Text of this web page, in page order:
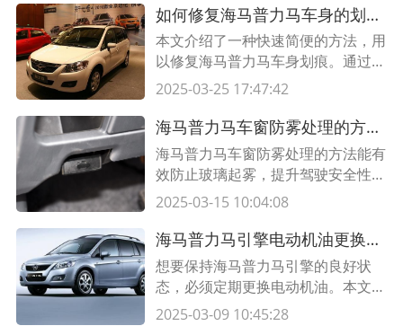
能够保持您的海马普力马稳定的怠速
状态。
如何修复海马普力马车身的划痕——快速、简便的油漆修复方法
本文介绍了一种快速简便的方法，用
以修复海马普力马车身划痕。通过以
下步骤和使用适当的材料，您可以将
同。快来了解详细信息。
2025-03-25 17:47:42
海马普力马车窗防雾处理的方法，让您驾驶更安全舒适
海马普力马车窗防雾处理的方法能有
效防止玻璃起雾，提升驾驶安全性和
舒适性。了解海马普力马车窗防雾处
璃防雾解决方案。
2025-03-15 10:04:08
海马普力马引擎电动机油更换的步骤详解
想要保持海马普力马引擎的良好状
态，必须定期更换电动机油。本文将
为您详细介绍海马普力马引擎电动机
2025-03-09 10:45:28